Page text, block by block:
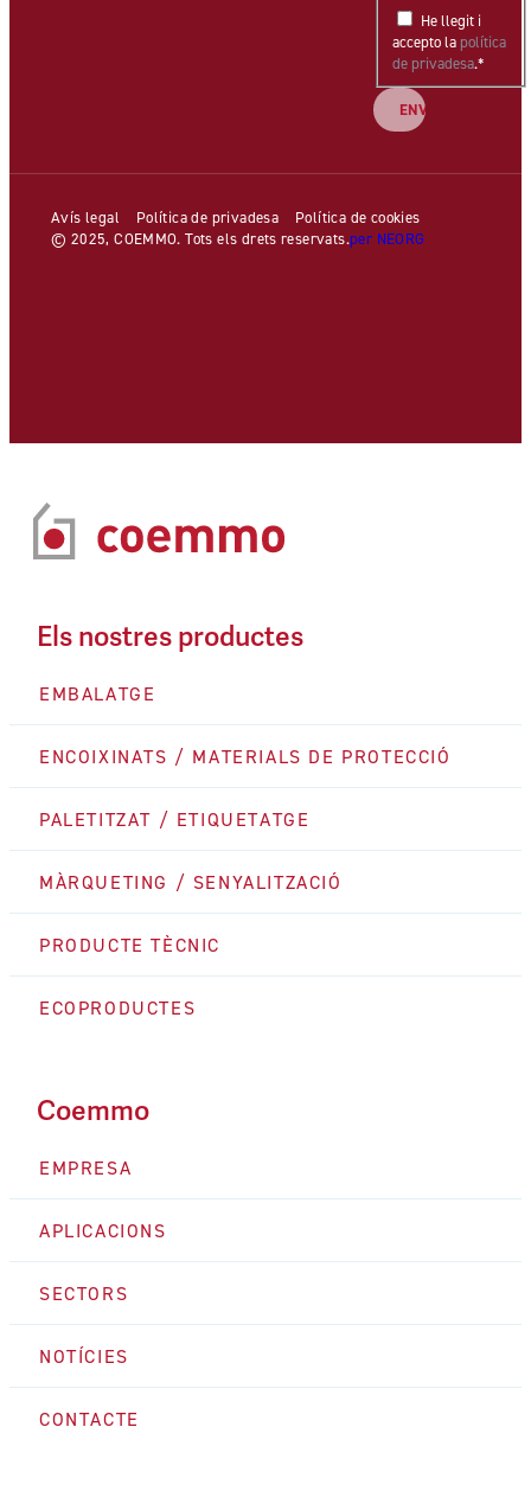
He llegit i
accepto la política
de privadesa.*
Avís legal Política de privadesa
Política de cookies
© 2025, COEMMO. Tots els drets reservats.per NEORG
Els nostres productes
EMBALATGE
ENCOIXINATS / MATERIALS DE PROTECCIÓ
PALETITZAT / ETIQUETATGE
MÀRQUETING / SENYALITZACIÓ
PRODUCTE TÈCNIC
ECOPRODUCTES
Coemmo
EMPRESA
APLICACIONS
SECTORS
NOTÍCIES
CONTACTE